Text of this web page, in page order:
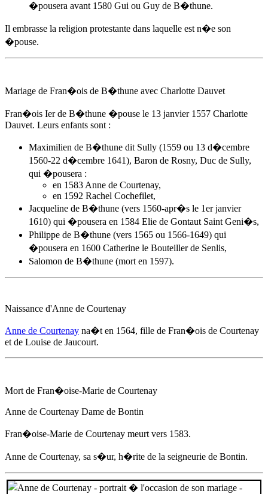
�pousera avant 1580 Gui ou Guy de B�thune.
Il embrasse la religion protestante dans laquelle est n�e son
�pouse.
Mariage de Fran�ois de B�thune avec Charlotte Dauvet
Fran�ois Ier de B�thune �pouse le 13 janvier 1557 Charlotte
Dauvet. Leurs enfants sont :
Maximilien de B�thune dit Sully (1559 ou 13 d�cembre
1560-22 d�cembre 1641), Baron de Rosny, Duc de Sully,
qui �pousera :
en 1583 Anne de Courtenay,
en 1592 Rachel Cochefilet,
Jacqueline de B�thune (vers 1560-apr�s le 1er janvier
1610) qui �pousera en 1584 Elie de Gontaut Saint Geni�s,
Philippe de B�thune (vers 1565 ou 1566-1649) qui
�pousera en 1600 Catherine le Bouteiller de Senlis,
Salomon de B�thune (mort en 1597).
Naissance d'Anne de Courtenay
Anne de Courtenay na�t en 1564, fille de Fran�ois de Courtenay
et de Louise de Jaucourt.
Mort de Fran�oise-Marie de Courtenay
Anne de Courtenay Dame de Bontin
Fran�oise-Marie de Courtenay meurt vers 1583.
Anne de Courtenay, sa s�ur, h�rite de la seigneurie de Bontin.